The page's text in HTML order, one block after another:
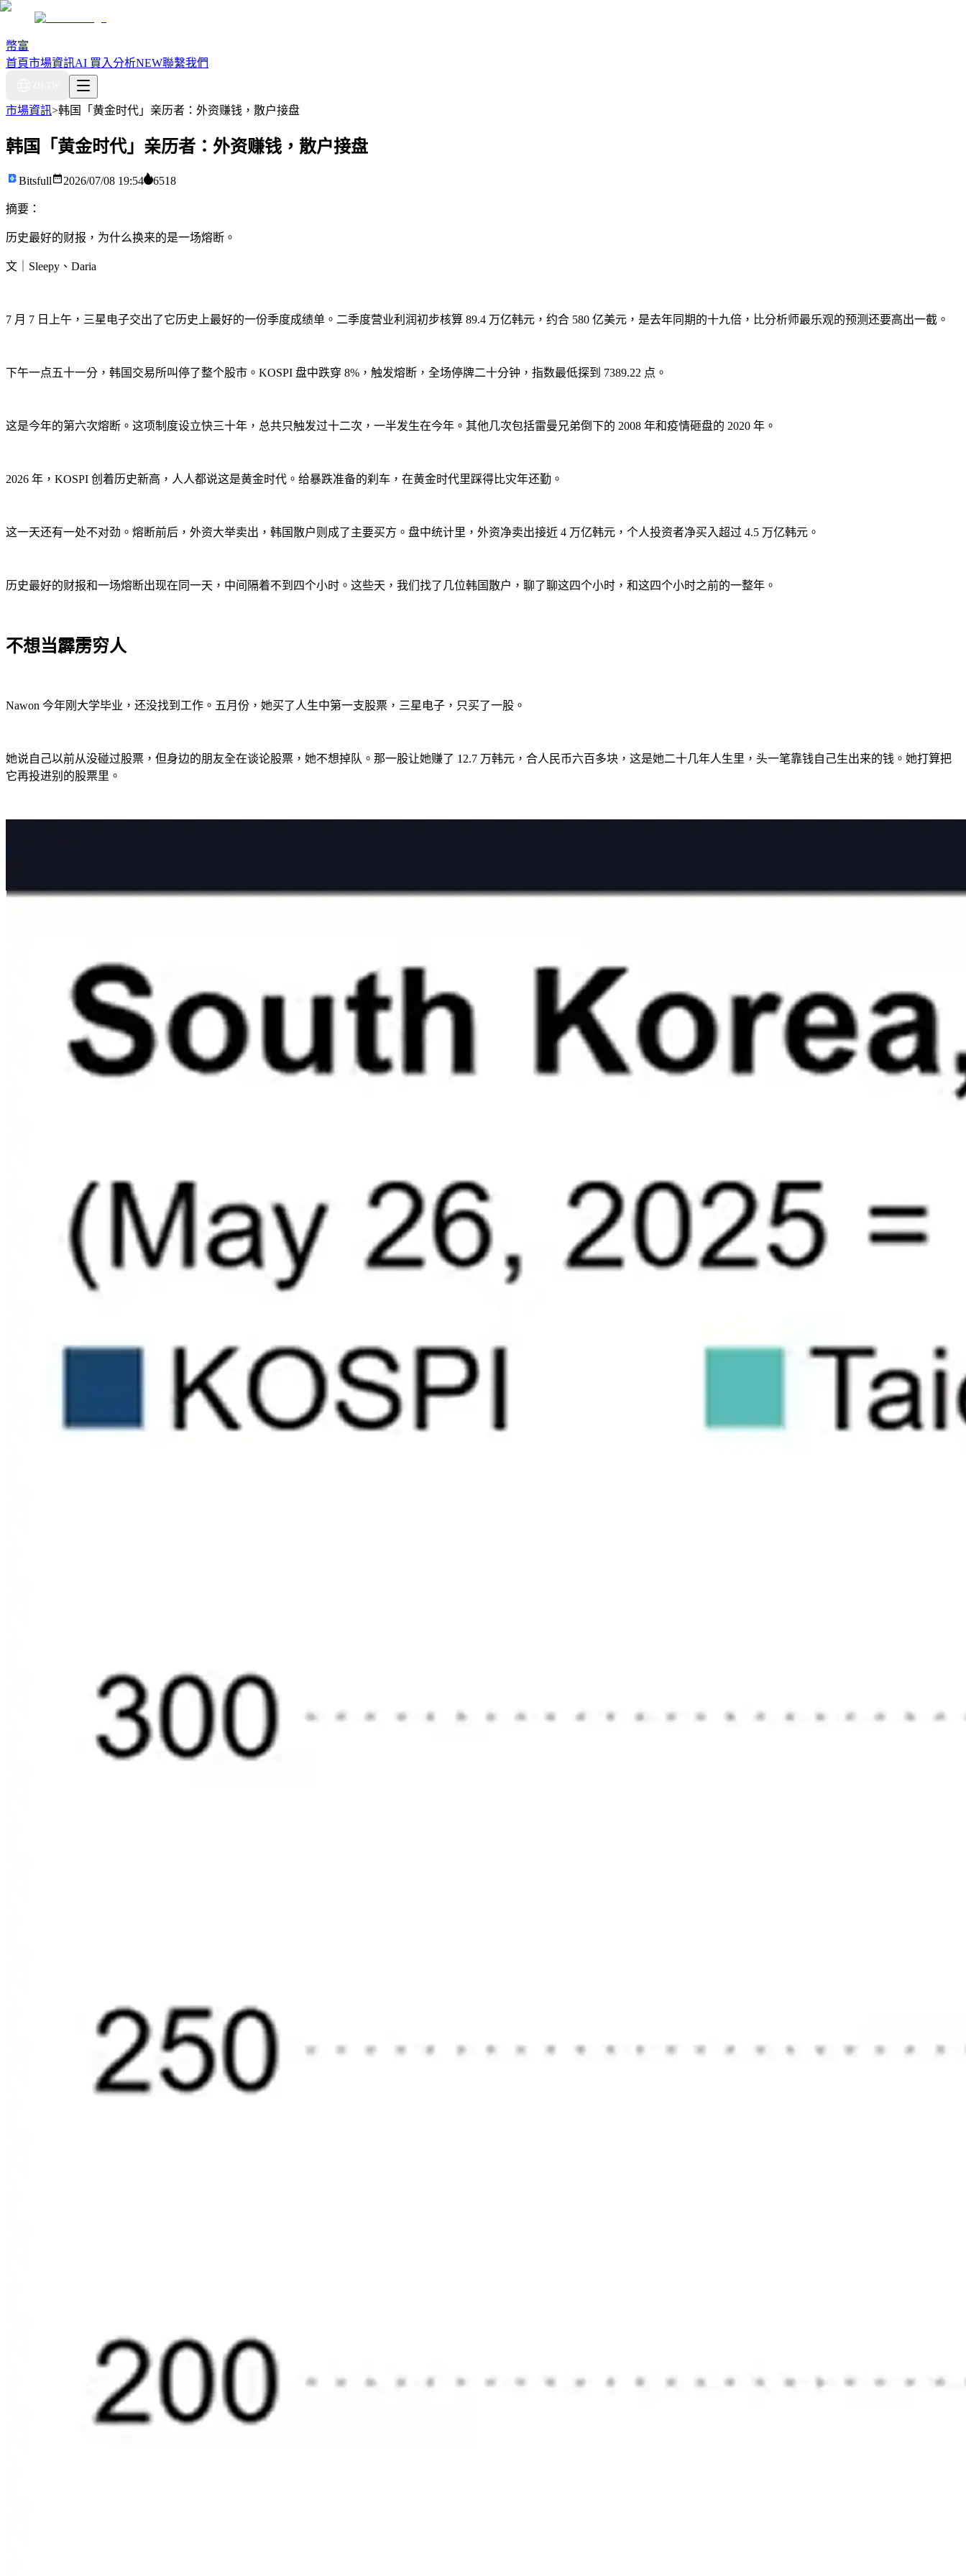
幣富
首頁市場資訊AI 買入分析NEW聯繫我們
市場資訊>韩国「黄金时代」亲历者：外资赚钱，散户接盘
韩国「黄金时代」亲历者：外资赚钱，散户接盘
Bitsfull 2026/07/08 19:54 6518
摘要：
历史最好的财报，为什么换来的是一场熔断。
文｜Sleepy、Daria
7 月 7 日上午，三星电子交出了它历史上最好的一份季度成绩单。二季度营业利润初步核算 89.4 万亿韩元，约合 580 亿美元，是去年同期的十九倍，比分析师最乐观的预测还要高出一截。
下午一点五十一分，韩国交易所叫停了整个股市。KOSPI 盘中跌穿 8%，触发熔断，全场停牌二十分钟，指数最低探到 7389.22 点。
这是今年的第六次熔断。这项制度设立快三十年，总共只触发过十二次，一半发生在今年。其他几次包括雷曼兄弟倒下的 2008 年和疫情砸盘的 2020 年。
2026 年，KOSPI 创着历史新高，人人都说这是黄金时代。给暴跌准备的刹车，在黄金时代里踩得比灾年还勤。
这一天还有一处不对劲。熔断前后，外资大举卖出，韩国散户则成了主要买方。盘中统计里，外资净卖出接近 4 万亿韩元，个人投资者净买入超过 4.5 万亿韩元。
历史最好的财报和一场熔断出现在同一天，中间隔着不到四个小时。这些天，我们找了几位韩国散户，聊了聊这四个小时，和这四个小时之前的一整年。
不想当霹雳穷人
Nawon 今年刚大学毕业，还没找到工作。五月份，她买了人生中第一支股票，三星电子，只买了一股。
她说自己以前从没碰过股票，但身边的朋友全在谈论股票，她不想掉队。那一股让她赚了 12.7 万韩元，合人民币六百多块，这是她二十几年人生里，头一笔靠钱自己生出来的钱。她打算把
它再投进别的股票里。